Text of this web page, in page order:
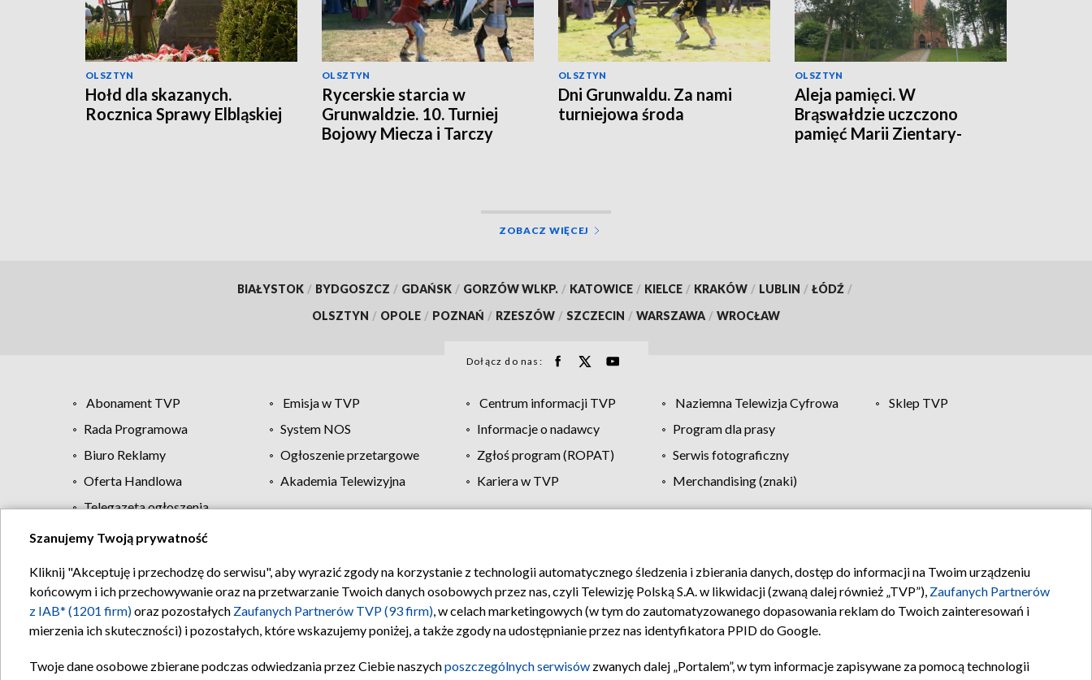
OLSZTYN
Hołd dla skazanych.
Rocznica Sprawy Elbląskiej
OLSZTYN
Rycerskie starcia w
Grunwaldzie. 10. Turniej
Bojowy Miecza i Tarczy
OLSZTYN
Dni Grunwaldu. Za nami
turniejowa środa
OLSZTYN
Aleja pamięci. W
Brąswałdzie uczczono
pamięć Marii Zientary-
ZOBACZ WIĘCEJ
BIAŁYSTOK / BYDGOSZCZ / GDAŃSK / GORZÓW WLKP. / KATOWICE / KIELCE / KRAKÓW / LUBLIN / ŁÓDŹ /
OLSZTYN / OPOLE / POZNAŃ / RZESZÓW / SZCZECIN / WARSZAWA / WROCŁAW
Dołącz do nas:
Abonament TVP Emisja w TVP Centrum informacji TVP Naziemna Telewizja Cyfrowa
Sklep TVP
Rada Programowa
System NOS Informacje o nadawcy
Program dla prasy
Biuro Reklamy
Ogłoszenie przetargowe Zgłoś program (ROPAT)
Serwis fotograficzny
Oferta Handlowa
Akademia Telewizyjna Kariera w TVP
Merchandising (znaki)
Telegazeta ogłoszenia
Regulamin TVP Polityka prywatności Moje zgody Pomoc Biuro reklamy Kontakt
Szanujemy Twoją prywatność
Kliknij "Akceptuję i przechodzę do serwisu", aby wyrazić zgody na korzystanie z technologii automatycznego śledzenia i zbierania danych, dostęp do informacji na Twoim urządzeniu
końcowym i ich przechowywanie oraz na przetwarzanie Twoich danych osobowych przez nas, czyli Telewizję Polską S.A. w likwidacji (zwaną dalej również „TVP”), Zaufanych Partnerów
z IAB* (1201 firm)oraz pozostałych Zaufanych Partnerów TVP (93 firm), w celach marketingowych (w tym do zautomatyzowanego dopasowania reklam do Twoich zainteresowań i
mierzenia ich skuteczności) i pozostałych, które wskazujemy poniżej, a także zgody na udostępnianie przez nas identyfikatora PPID do Google.
Twoje dane osobowe zbierane podczas odwiedzania przez Ciebie naszychposzczególnych serwisów zwanych dalej „Portalem”, w tym informacje zapisywane za pomocą technologii